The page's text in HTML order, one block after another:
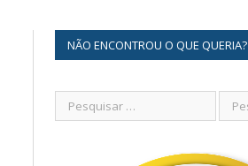
NÃO ENCONTROU O QUE QUERIA?